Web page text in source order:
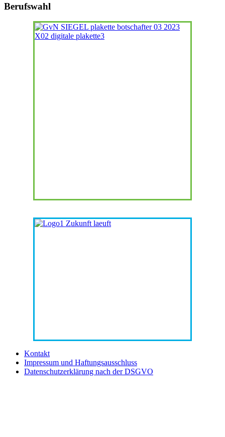
Berufswahl
Kontakt
Impressum und Haftungsausschluss
Datenschutzerklärung nach der DSGVO